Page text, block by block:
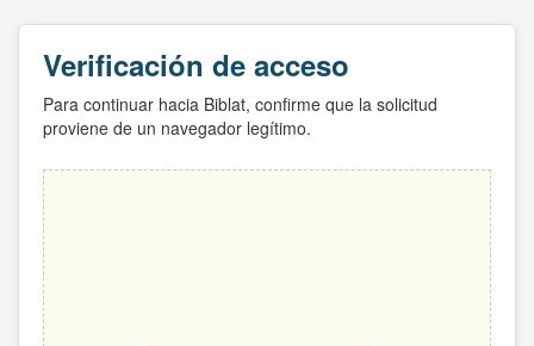
Verificación de acceso
Para continuar hacia Biblat, confirme que la solicitud
proviene de un navegador legítimo.